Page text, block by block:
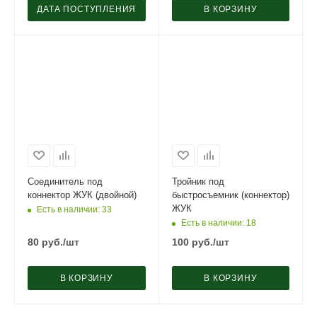
ДАТА ПОСТУПЛЕНИЯ В КОРЗИНУ
Соединитель под
коннектор ЖУК (двойной)
Есть в наличии: 33
80 руб./шт
В КОРЗИНУ
Тройник под
быстросъемник (коннектор)
ЖУК
Есть в наличии: 18
100руб./шт
В КОРЗИНУ